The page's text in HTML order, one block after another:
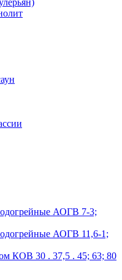
АОГВ 7-3;
АОГВ 11,6-1;
КОВ 30 . 37,5 . 45; 63; 80